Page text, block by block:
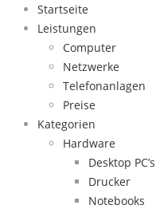
Startseite
Leistungen
Computer
Netzwerke
Telefonanlagen
Preise
Kategorien
Hardware
Desktop PC’s
Drucker
Notebooks